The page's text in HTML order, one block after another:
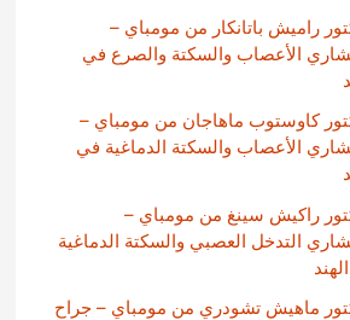
راميش باتانكار من مومباي –
الأعصاب والسكتة والصرع في
كاوستوب ماهاجان من مومباي –
الأعصاب والسكتة الدماغية في
راكيش سينغ من مومباي –
التدخل العصبي والسكتة الدماغية
ماهيش تشودري من مومباي – جراح